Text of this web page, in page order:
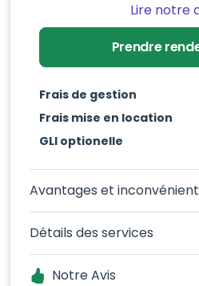
Frais de gestion
Frais mise en location
GLI optionelle
Prendre
Lire notre
Avantages et
Détails des services
Notre Avis